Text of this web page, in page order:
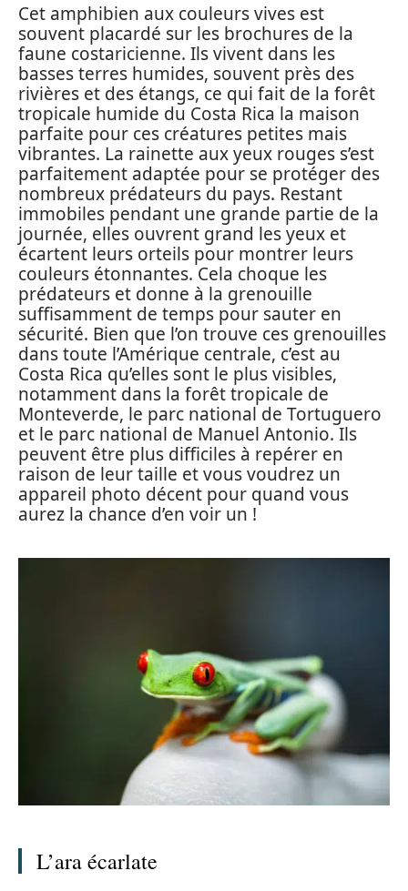
Cet amphibien aux couleurs vives est
souvent placardé sur les brochures de la
faune costaricienne. Ils vivent dans les
basses terres humides, souvent près des
rivières et des étangs, ce qui fait de la forêt
tropicale humide du Costa Rica la maison
parfaite pour ces créatures petites mais
vibrantes. La rainette aux yeux rouges s’est
parfaitement adaptée pour se protéger des
nombreux prédateurs du pays. Restant
immobiles pendant une grande partie de la
journée, elles ouvrent grand les yeux et
écartent leurs orteils pour montrer leurs
couleurs étonnantes. Cela choque les
prédateurs et donne à la grenouille
suffisamment de temps pour sauter en
sécurité. Bien que l’on trouve ces grenouilles
dans toute l’Amérique centrale, c’est au
Costa Rica qu’elles sont le plus visibles,
notamment dans la forêt tropicale de
Monteverde, le parc national de Tortuguero
et le parc national de Manuel Antonio. Ils
peuvent être plus difficiles à repérer en
raison de leur taille et vous voudrez un
appareil photo décent pour quand vous
aurez la chance d’en voir un !
L’ara écarlate